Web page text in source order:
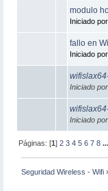
modulo
Iniciado por
fallo en
Iniciado por
Iniciado por
Iniciado por
Páginas: [1]2 3 4 5 6 7 8
Seguridad Wireless - Wifi